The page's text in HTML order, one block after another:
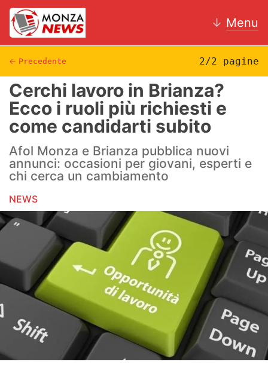
↓ Menu
News
AC Monza
Calcio
Motori
Volley
Hockey
Altri sport
Hockey
Pallanuoto
Pallamano
Altre
← Precedente 2/2 pagine
Cerchi lavoro in Brianza?
Ecco i ruoli più richiesti e
come candidarti subito
Afol Monza e Brianza pubblica nuovi
annunci: occasioni per giovani, esperti e
chi cerca un cambiamento
NEWS